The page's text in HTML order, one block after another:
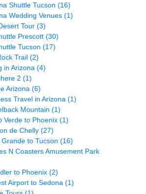
Shuttle Tucson (16)
Wedding Venues (1)
Tour (3)
Prescott (30)
Tucson (17)
Trail (2)
in Arizona (4)
2 (1)
Arizona (6)
Travel in Arizona (1)
Mountain (1)
Verde to Phoenix (1)
de Chelly (27)
to Tucson (16)
N Coasters Amusement Park
to Phoenix (2)
Airport to Sedona (1)